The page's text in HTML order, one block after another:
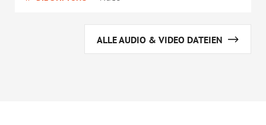
ALLE AUDIO & VIDEO DATEIEN